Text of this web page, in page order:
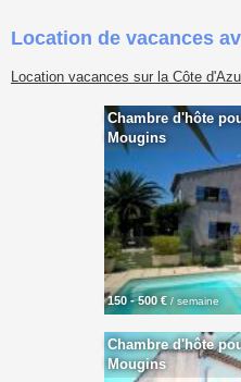
Location de vacances
Location vacances sur la Côte
Chambre d'hôte
Mougins
150 - 500 € / semaine
Chambre d'hôte
Mougins